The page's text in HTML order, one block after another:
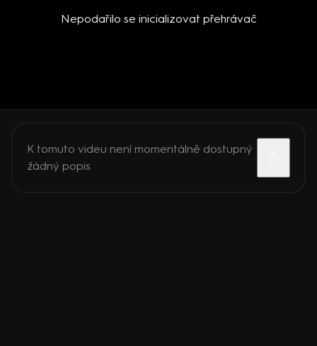
Nepodařilo se inicializovat přehrávač
K tomuto videu není momentálně dostupný
žádný popis.